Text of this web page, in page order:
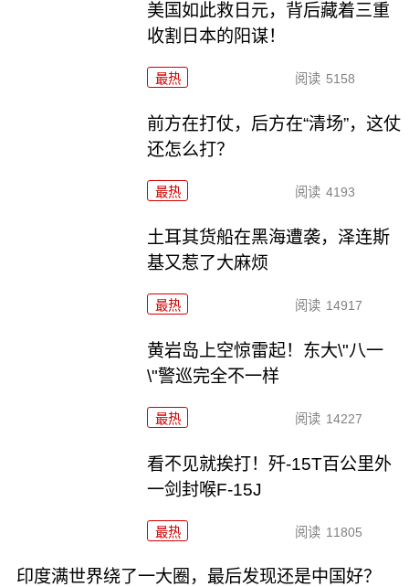
美国如此救日元，背后藏着三重
收割日本的阳谋！
最热 阅读 5158
前方在打仗，后方在“清场”，这仗
还怎么打？
最热 阅读 4193
土耳其货船在黑海遭袭，泽连斯
基又惹了大麻烦
最热 阅读 14917
黄岩岛上空惊雷起！东大\"八一
\"警巡完全不一样
最热 阅读 14227
看不见就挨打！歼-15T百公里外
一剑封喉F-15J
最热 阅读 11805
印度满世界绕了一大圈，最后发现还是中国好？